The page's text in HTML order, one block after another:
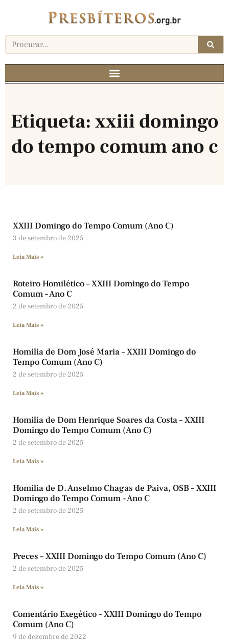
Etiqueta: xxiii domingo
do tempo comum ano c
XXIII Domingo do Tempo Comum (Ano C)
3 de setembro de 2025
Leia Mais »
Roteiro Homilético – XXIII Domingo do Tempo
Comum – Ano C
2 de setembro de 2025
Leia Mais »
Homilia de Dom José Maria – XXIII Domingo do
Tempo Comum (Ano C)
2 de setembro de 2025
Leia Mais »
Homilia de Dom Henrique Soares da Costa – XXIII
Domingo do Tempo Comum (Ano C)
2 de setembro de 2025
Leia Mais »
Homilia de D. Anselmo Chagas de Paiva, OSB – XXIII
Domingo do Tempo Comum – Ano C
2 de setembro de 2025
Leia Mais »
Preces – XXIII Domingo do Tempo Comum (Ano C)
2 de setembro de 2025
Leia Mais »
Comentário Exegético – XXIII Domingo do Tempo
Comum (Ano C)
9 de dezembro de 2022